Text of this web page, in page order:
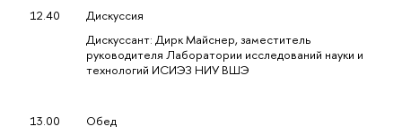
12.40
Дискуссия
Дискуссант: Дирк Майснер, заместитель
руководителя Лаборатории исследований науки и
технологий ИСИЭЗ НИУ ВШЭ
13.00 Обед